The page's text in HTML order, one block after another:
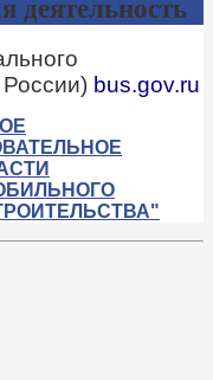
деятельность
России) bus.gov.ru